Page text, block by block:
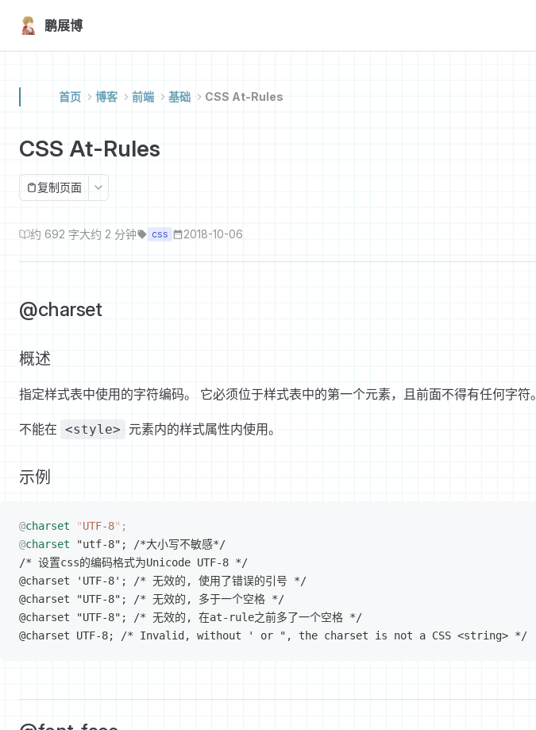
Skip to content
鹏展博
首页 博客 前端 基础 CSS At-Rules
CSS At-Rules
复制页面
约 692 字大约 2 分钟 css 2018-10-06
@charset
概述
指定样式表中使用的字符编码。 它必须位于样式表中的第一个元素，且前面不得有任何字符。
不能在 <style> 元素内的样式属性内使用。
示例
@charset "UTF-8" ;
@charset "utf-8"; /*大小写不敏感*/
/* 设置css的编码格式为Unicode UTF-8 */
@charset 'UTF-8'; /* 无效的, 使用了错误的引号 */
@charset "UTF-8"; /* 无效的, 多于一个空格 */
@charset "UTF-8"; /* 无效的, 在at-rule之前多了一个空格 */
@charset UTF-8; /* Invalid, without ' or ", the charset is not a CSS <string> */